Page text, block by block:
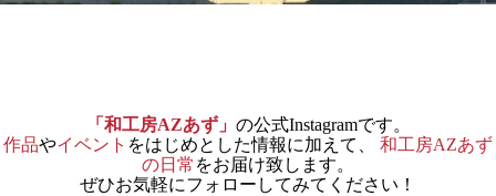
「和工房AZあず」 の公式Instagramです。
作品やイベント をはじめとした情報に加えて、
和工房AZあず
の日常 をお届け致します。
ぜひお気軽にフォローしてみてください！